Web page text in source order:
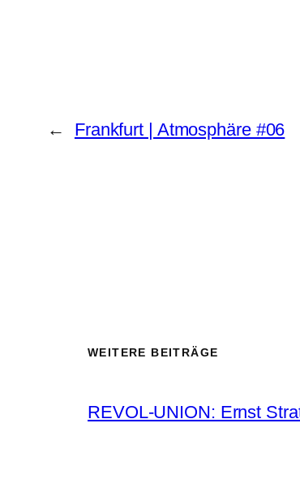
← Frankfurt | Atmosphäre #06
WEITERE BEITRÄGE
REVOL-UNION: Ernst